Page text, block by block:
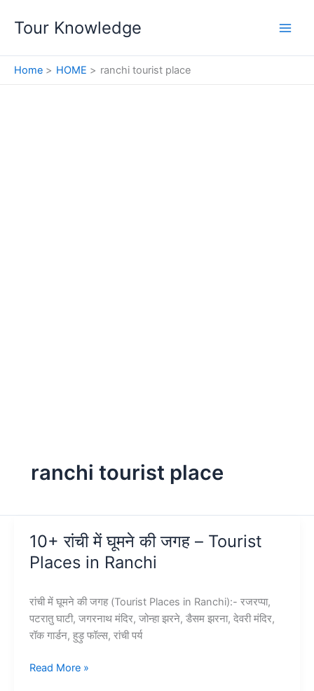
Tour Knowledge
Home HOME ranchi tourist place
ranchi tourist place
10+ रांची में घूमने की जगह – Tourist
Places in Ranchi
रांची में घूमने की जगह (Tourist Places in Ranchi):- रजरप्पा,
पटरातु घाटी, जगरनाथ मंदिर, जोन्हा झरने, डैसम झरना, देवरी मंदिर,
रॉक गार्डन, हुड़ु फॉल्स, रांची पर्य
10+
Read More »